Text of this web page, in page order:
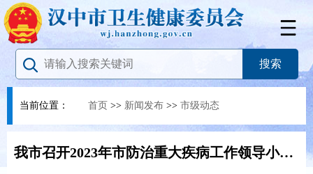
当前位置： 首页 >> 新闻发布 >> 市级动态
我市召开2023年市防治重大疾病工作领导小组联席会议